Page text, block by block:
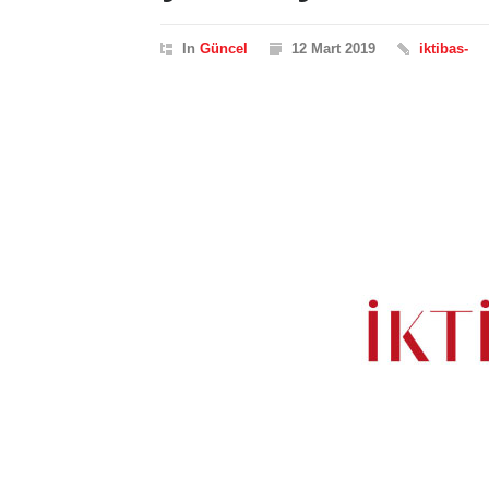
In Güncel 12 Mart 2019 iktibas-